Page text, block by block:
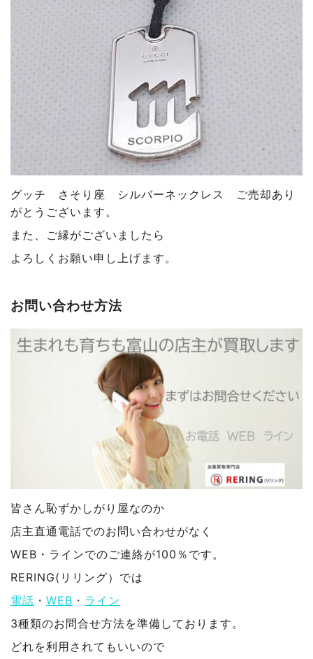
グッチ さそり座 シルバーネックレス ご売却あり
がとうございます 。
また、ご縁がございましたら
よろしくお願い申し上げます。
お問い合わせ方法
皆さん恥ずかしがり屋なのか
店主直通電話でのお問い合わせがなく
WEB・ラインでのご連絡が100％です。
RERING(リリング）では
電話 ・ WEB ・ ライン
3種類のお問合せ方法を準備しております。
どれを利用されてもいいので